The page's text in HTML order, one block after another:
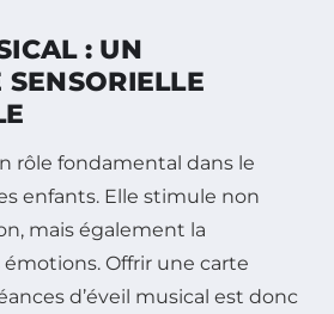
: UN
rôle fondamental dans le
enfants. Elle stimule non
mais également la
Offrir une carte
d’éveil musical est donc